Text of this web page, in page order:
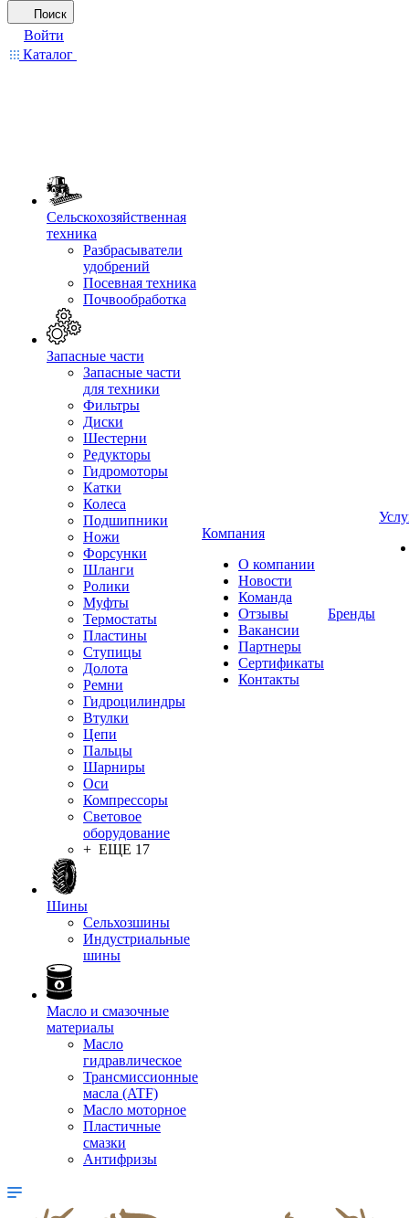
Поиск
Войти
Каталог
Сельскохозяйственная
техника
Разбрасыватели
удобрений
Посевная техника
Почвообработка
Запасные части
Запасные части
для техники
Фильтры
Диски
Шестерни
Редукторы
Гидромоторы
Катки
Колеса
Подшипники
Ножи
Форсунки
Шланги
Ролики
Муфты
Термостаты
Пластины
Ступицы
Долота
Ремни
Гидроцилиндры
Втулки
Цепи
Пальцы
Шарниры
Оси
Компрессоры
Световое
оборудование
+ ЕЩЕ 17
Шины
Сельхозшины
Индустриальные
шины
Масло и смазочные
материалы
Масло
гидравлическое
Трансмиссионные
масла (ATF)
Масло моторное
Пластичные
смазки
Антифризы
Компания
О компании
Новости
Команда
Отзывы
Вакансии
Партнеры
Сертификаты
Контакты
Бренды